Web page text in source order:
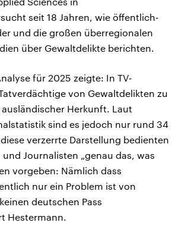
seit 18 Jahren, wie öffentlich-
und die großen überregionalen
über Gewaltdelikte berichten.
für 2025 zeigte: In TV-
von Gewaltdelikten zu
Herkunft. Laut
sind es jedoch nur rund 34
verzerrte Darstellung bedienten
Journalisten „genau das, was
vorgeben: Nämlich dass
nur ein Problem ist von
deutschen Pass
Hestermann.